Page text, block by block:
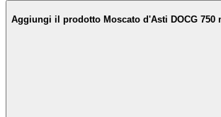
Aggiungi il prodotto Moscato d'Asti DOCG 750